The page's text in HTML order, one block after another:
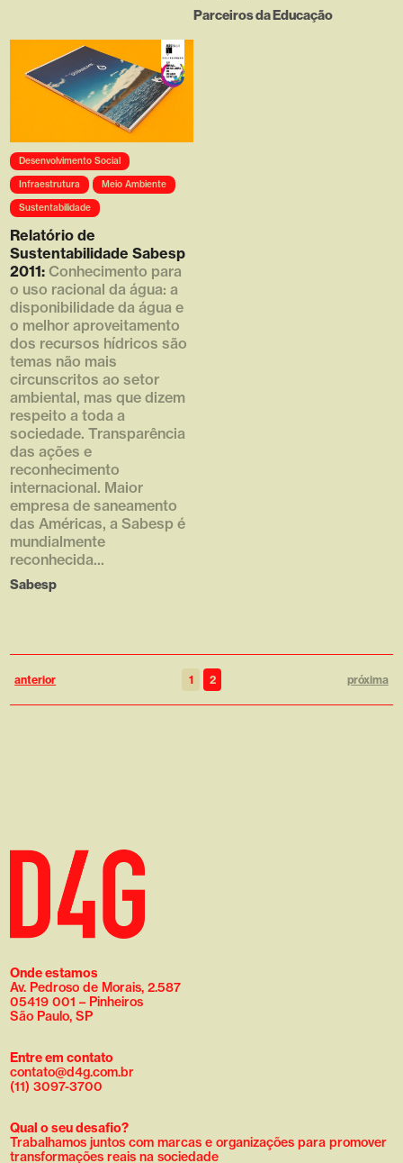
Parceiros da Educação
Array ( [0] =>
https://d4g.com.br/wp-
content/uploads/2016/05/001-
768x463.jpg [1] => 768 [2] =>
463 [3] => 1 )
Desenvolvimento Social
Infraestrutura
Meio Ambiente
Sustentabilidade
Relatório de
Sustentabilidade Sabesp
2011:Conhecimento para
o uso racional da água: a
disponibilidade da água e
o melhor aproveitamento
dos recursos hídricos são
temas não mais
circunscritos ao setor
ambiental, mas que dizem
respeito a toda a
sociedade. Transparência
das ações e
reconhecimento
internacional. Maior
empresa de saneamento
das Américas, a Sabesp é
mundialmente
reconhecida...
Sabesp
anterior 1 2 próxima
Onde estamos
Av. Pedroso de Morais, 2.587
05419 001 – Pinheiros
São Paulo, SP
Entre em contato
contato@d4g.com.br
(11) 3097-3700
Qual o seu desafio?
Trabalhamos juntos com marcas e organizações para promover
transformações reais na sociedade